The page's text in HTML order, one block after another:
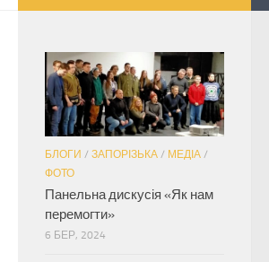
БЛОГИ / ЗАПОРІЗЬКА / МЕДІА /
ФОТО
Панельна дискусія «Як нам
перемогти»
6 БЕР, 2024